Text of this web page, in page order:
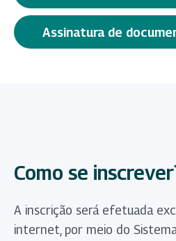
Assinatura de
Como se
A inscrição será efetuada
internet, por meio do